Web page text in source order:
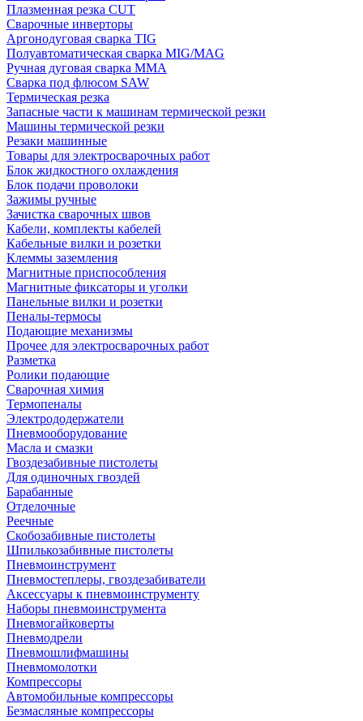
Плазменная резка CUT
Сварочные инверторы
Аргонодуговая сварка TIG
Полуавтоматическая сварка MIG/MAG
Ручная дуговая сварка MMA
Сварка под флюсом SAW
Термическая резка
Запасные части к машинам термической резки
Машины термической резки
Резаки машинные
Товары для электросварочных работ
Блок жидкостного охлаждения
Блок подачи проволоки
Зажимы ручные
Зачистка сварочных швов
Кабели, комплекты кабелей
Кабельные вилки и розетки
Клеммы заземления
Магнитные приспособления
Магнитные фиксаторы и уголки
Панельные вилки и розетки
Пеналы-термосы
Подающие механизмы
Прочее для электросварочных работ
Разметка
Ролики подающие
Сварочная химия
Термопеналы
Электрододержатели
Пневмооборудование
Масла и смазки
Гвоздезабивные пистолеты
Для одиночных гвоздей
Барабанные
Отделочные
Реечные
Скобозабивные пистолеты
Шпилькозабивные пистолеты
Пневмоинструмент
Пневмостеплеры, гвоздезабиватели
Аксессуары к пневмоинструменту
Наборы пневмоинструмента
Пневмогайковерты
Пневмодрели
Пневмошлифмашины
Пневмомолотки
Компрессоры
Автомобильные компрессоры
Безмасляные компрессоры